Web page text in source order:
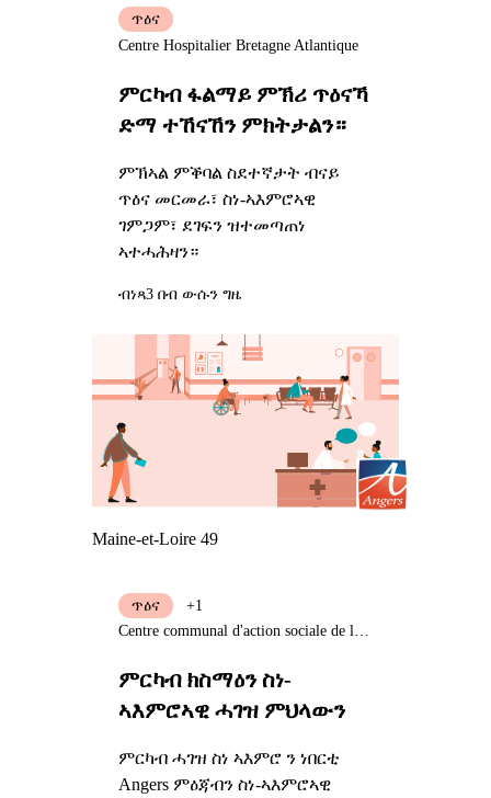
ምርካብ ፋልማይ ምኽሪ ጥዕናኻ
ድማ ተኸናኸን ምክትታልን።
ምኽኣል ምቕባል ስደተኛታት ብናይ
ጥዕና መርመራ፣ ስነ-ኣእምሮኣዊ
ገምጋም፣ ደገፍን ዝተመጣጠነ
ኣተሓሕዛን።
ጥዕና
Centre Hospitalier Bretagne Atlantique
ብነጻ3 በብ ውሱን ግዜ
Maine-et-Loire 49
ምርካብ ክስማዕን ስነ-
ኣእምሮኣዊ ሓገዝ ምህላውን
ምርካብ ሓገዝ ስነ ኣእምሮ ን ነበርቲ
Angers ምዕጃብን ስነ-ኣእምሮኣዊ
ጥዕና
+1